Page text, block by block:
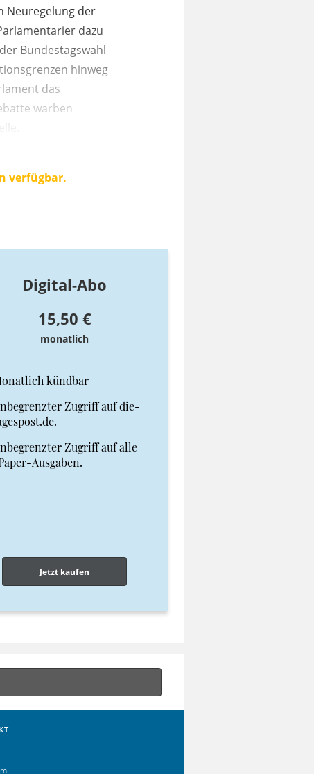
Neuregelung der
dazu
Bundestagswahl
hinweg
das
warben
verfügbar.
Digital-Abo
15,50 €
monatlich
kündbar
Zugriff auf die-
Zugriff auf alle
Ausgaben.
Jetzt kaufen